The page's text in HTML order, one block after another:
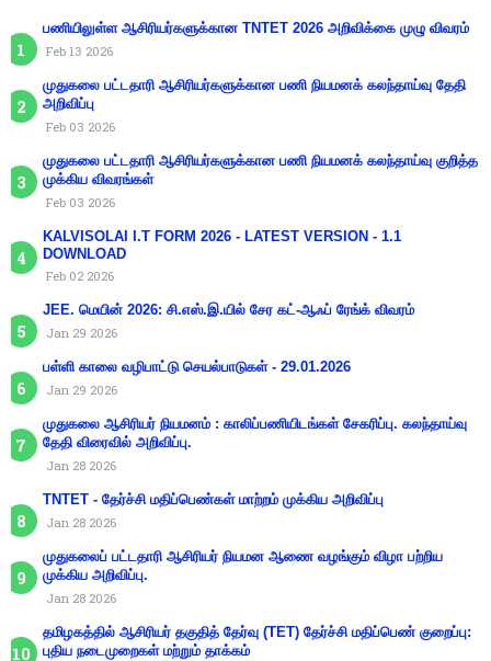
பணியிலுள்ள ஆசிரியர்களுக்கான TNTET 2026 அறிவிக்கை முழு விவரம்
Feb 13 2026
முதுகலை பட்டதாரி ஆசிரியர்களுக்கான பணி நியமனக் கலந்தாய்வு தேதி
அறிவிப்பு
Feb 03 2026
முதுகலை பட்டதாரி ஆசிரியர்களுக்கான பணி நியமனக் கலந்தாய்வு குறித்த
முக்கிய விவரங்கள்
Feb 03 2026
KALVISOLAI I.T FORM 2026 - LATEST VERSION - 1.1
DOWNLOAD
Feb 02 2026
JEE. மெயின் 2026: சி.எஸ்.இ.யில் சேர கட்-ஆஃப் ரேங்க் விவரம்
Jan 29 2026
பள்ளி காலை வழிபாட்டு செயல்பாடுகள் - 29.01.2026
Jan 29 2026
முதுகலை ஆசிரியர் நியமனம் : காலிப்பணியிடங்கள் சேகரிப்பு. கலந்தாய்வு
தேதி விரைவில் அறிவிப்பு.
Jan 28 2026
TNTET - தேர்ச்சி மதிப்பெண்கள் மாற்றம் முக்கிய அறிவிப்பு
Jan 28 2026
முதுகலைப் பட்டதாரி ஆசிரியர் நியமன ஆணை வழங்கும் விழா பற்றிய
முக்கிய அறிவிப்பு.
Jan 28 2026
தமிழகத்தில் ஆசிரியர் தகுதித் தேர்வு (TET) தேர்ச்சி மதிப்பெண் குறைப்பு:
புதிய நடைமுறைகள் மற்றும் தாக்கம்